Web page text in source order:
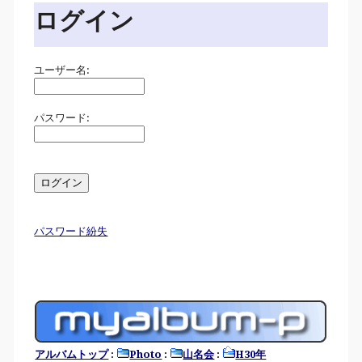
ログイン
ユーザー名:
パスワード:
パスワード紛失
アルバムトップ: Photo : 山名会 :
H30年